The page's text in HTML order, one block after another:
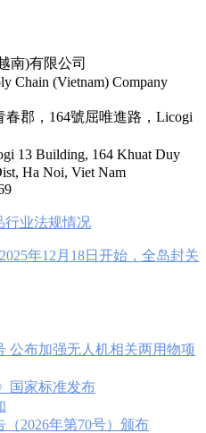
南)有限公司
Chain (Vietnam) Company
春郡，164號屈唯進路，Licogi
13 Building, 164 Khuat Duy
Ha Noi, Viet Nam
行业法规情况
年12月18日开始，全岛封关
公布加强无人机相关两用物项
国家标准发布
2026年第70号）颁布